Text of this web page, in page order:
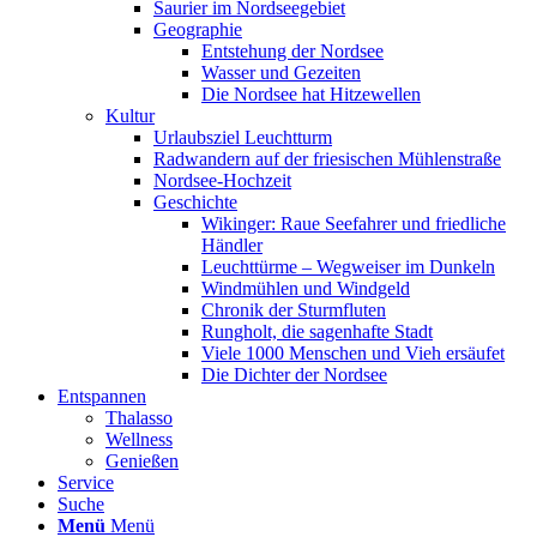
Saurier im Nordseegebiet
Geographie
Entstehung der Nordsee
Wasser und Gezeiten
Die Nordsee hat Hitzewellen
Kultur
Urlaubsziel Leuchtturm
Radwandern auf der friesischen Mühlenstraße
Nordsee-Hochzeit
Geschichte
Wikinger: Raue Seefahrer und friedliche
Händler
Leuchttürme – Wegweiser im Dunkeln
Windmühlen und Windgeld
Chronik der Sturmfluten
Rungholt, die sagenhafte Stadt
Viele 1000 Menschen und Vieh ersäufet
Die Dichter der Nordsee
Entspannen
Thalasso
Wellness
Genießen
Service
Suche
Menü Menü